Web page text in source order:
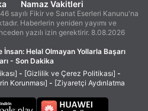
Namaz Vakitleri
sayılı Fikir ve Sanat Eserleri Kanunu'na
Haberlerin yeniden yayımı ve
yazılı izin gerektirir. 8.08.2026
Helal Olmayan Yollarla Başarı
- Son Dakika
- [Gizlilik ve Çerez Politikası] -
Korunması] - [Ziyaretçi Aydınlatma